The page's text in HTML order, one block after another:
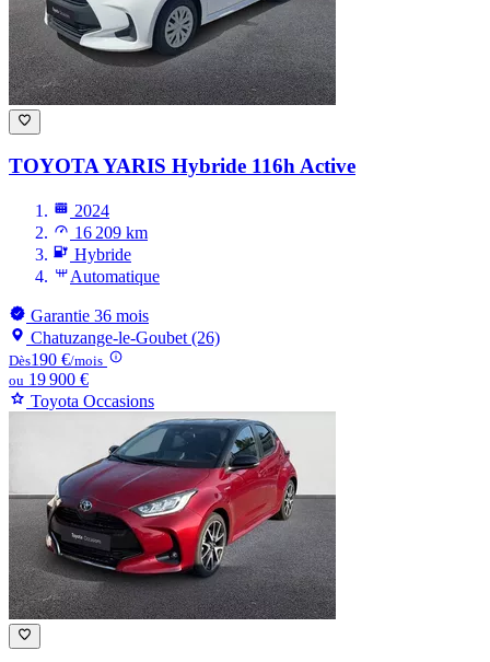
TOYOTA YARIS Hybride 116h Active
2024
16 209 km
Hybride
Automatique
Garantie 36 mois
Chatuzange-le-Goubet (26)
Dès190 €/mois
ou 19 900 €
Toyota Occasions